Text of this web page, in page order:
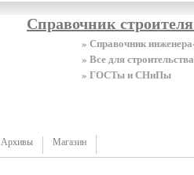
Справочник
» Справочник
» Все для строительства
» ГОСТы и СНиПы
Архивы Магазин